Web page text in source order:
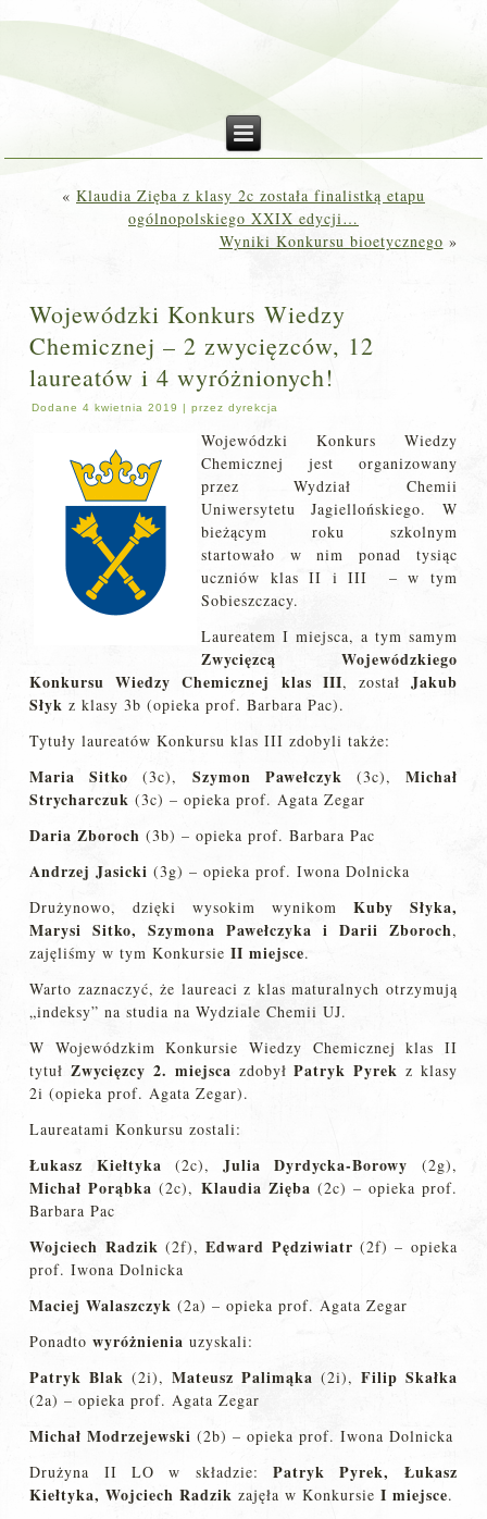
« Klaudia Zięba z klasy 2c została finalistką etapu
ogólnopolskiego XXIX edycji…
Wyniki Konkursu bioetycznego »
Wojewódzki Konkurs Wiedzy
Chemicznej – 2 zwycięzców, 12
laureatów i 4 wyróżnionych!
Dodane 4 kwietnia 2019 |przez dyrekcja
Wojewódzki Konkurs Wiedzy
Chemicznej jest organizowany
przez Wydział Chemii
Uniwersytetu Jagiellońskiego. W
bieżącym roku szkolnym
startowało w nim ponad tysiąc
uczniów klas II i III – w tym
Sobieszczacy.
Laureatem I miejsca, a tym samym
Zwycięzcą Wojewódzkiego
Konkursu Wiedzy Chemicznej klas III, został Jakub
Słyk z klasy 3b (opieka prof. Barbara Pac).
Tytuły laureatów Konkursu klas III zdobyli także:
Maria Sitko (3c), Szymon Pawełczyk (3c), Michał
Strycharczuk (3c) – opieka prof. Agata Zegar
Daria Zboroch (3b) – opieka prof. Barbara Pac
Andrzej Jasicki (3g) – opieka prof. Iwona Dolnicka
Drużynowo, dzięki wysokim wynikom Kuby Słyka,
Marysi Sitko, Szymona Pawełczyka i Darii Zboroch,
zajęliśmy w tym KonkursieII miejsce.
Warto zaznaczyć, że laureaci z klas maturalnych otrzymują
„indeksy” na studia na Wydziale Chemii UJ.
W Wojewódzkim Konkursie Wiedzy Chemicznej klas II
tytułZwycięzcy 2. miejsca zdobyłPatryk Pyrek z klasy
2i (opieka prof. Agata Zegar).
Laureatami Konkursu zostali:
Łukasz Kiełtyka (2c),Julia Dyrdycka-Borowy (2g),
Michał Porąbka (2c), Klaudia Zięba (2c) – opieka prof.
Barbara Pac
Wojciech Radzik (2f),Edward Pędziwiatr (2f) – opieka
prof. Iwona Dolnicka
Maciej Walaszczyk (2a) – opieka prof. Agata Zegar
Ponadtowyróżnienia uzyskali:
Patryk Blak (2i),Mateusz Palimąka (2i), Filip Skałka
(2a) – opieka prof. Agata Zegar
Michał Modrzejewski (2b) – opieka prof. Iwona Dolnicka
Drużyna II LO w składzie: Patryk Pyrek, Łukasz
Kiełtyka, Wojciech Radzik zajęła w KonkursieI miejsce.